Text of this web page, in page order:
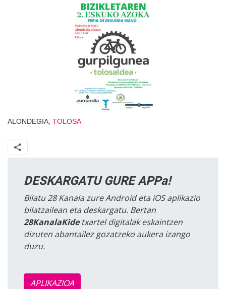
ALONDEGIA, TOLOSA
DESKARGATU GURE APPa!
Bilatu 28 Kanala zure Android eta iOS aplikazio
bilatzailean eta deskargatu. Bertan
28KanalaKidetxartel digitalak eskaintzen
dizuten abantailez gozatzeko aukera izango
duzu.
APLIKAZIOA